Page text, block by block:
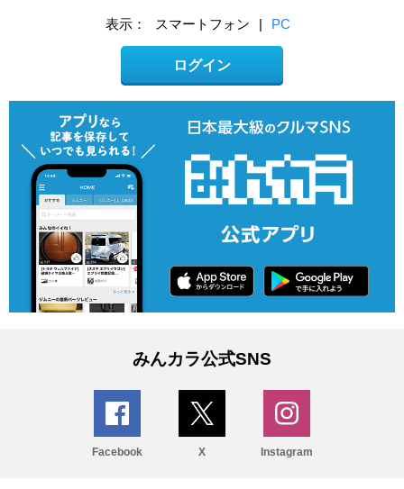
表示： スマートフォン | PC
ログイン
みんカラ公式SNS
Facebook X Instagram